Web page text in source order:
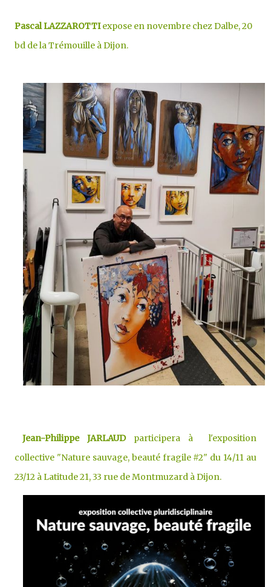
Pascal LAZZAROTTIexpose en novembre chez Dalbe, 20
bd de la Trémouille à Dijon.
Jean-Philippe JARLAUD participera à l'exposition
collective "Nature sauvage, beauté fragile #2" du 14/11 au
23/12 à Latitude 21, 33 rue de Montmuzard à Dijon.